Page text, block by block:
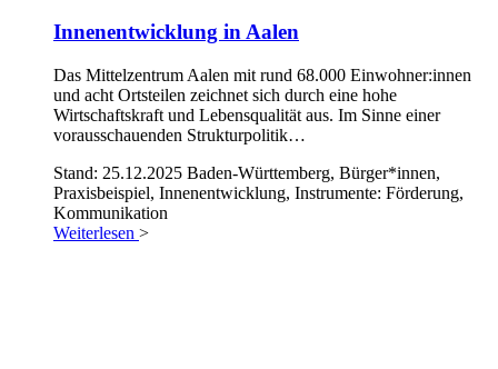
Innenentwicklung in Aalen
Das Mittelzentrum Aalen mit rund 68.000 Einwohner:innen
und acht Ortsteilen zeichnet sich durch eine hohe
Wirtschaftskraft und Lebensqualität aus. Im Sinne einer
vorausschauenden Strukturpolitik…
Stand: 25.12.2025 Baden-Württemberg, Bürger*innen,
Praxisbeispiel, Innenentwicklung, Instrumente: Förderung,
Kommunikation
Weiterlesen >